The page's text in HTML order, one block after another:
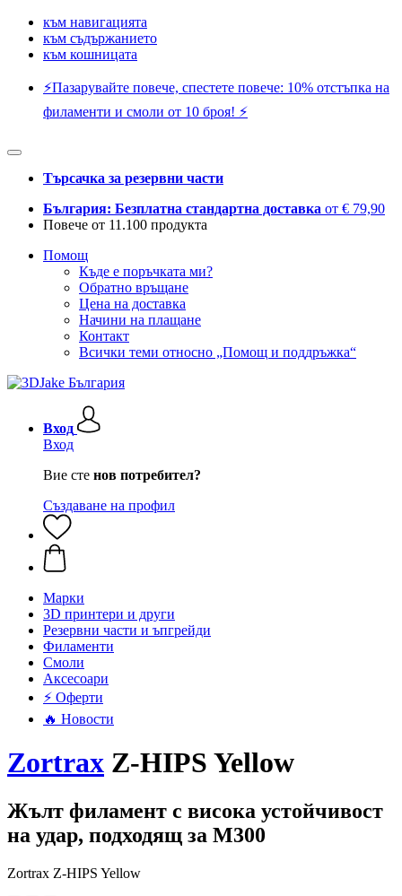
към навигацията
към съдържанието
към кошницата
⚡️Пазарувайте повече, спестете повече: 10% отстъпка на
филаменти и смоли от 10 броя! ⚡️
Търсачка за резервни части
България: Безплатна стандартна доставка от € 79,90
Повече от 11.100 продукта
Помощ
Къде е поръчката ми?
Обратно връщане
Цена на доставка
Начини на плащане
Контакт
Всички теми относно „Помощ и поддръжка“
Вход
Вход
Вие сте нов потребител?
Създаване на профил
Mарки
3D принтери и други
Резервни части и ъпгрейди
Филаменти
Смоли
Аксесоари
⚡ Оферти
🔥 Новости
Zortrax Z-HIPS Yellow
Жълт филамент с висока устойчивост
на удар, подходящ за M300
Zortrax Z-HIPS Yellow